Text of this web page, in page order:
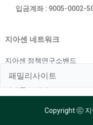
입금계좌 : 9005-0002-
지아센 네트워크
지아센 정책연구소밴드
지아센 해외아동지원국
Copyright ⓒ 지